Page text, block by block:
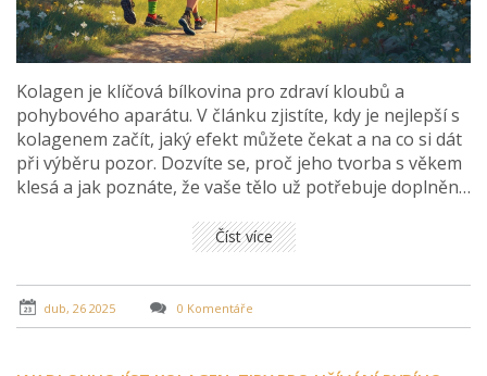
Kolagen je klíčová bílkovina pro zdraví kloubů a
pohybového aparátu. V článku zjistíte, kdy je nejlepší s
kolagenem začít, jaký efekt můžete čekat a na co si dát
při výběru pozor. Dozvíte se, proč jeho tvorba s věkem
klesá a jak poznáte, že vaše tělo už potřebuje doplnění.
zorientovat se v nabídce i správném dávkování.
Číst více
dub, 26 2025 0 Komentáře